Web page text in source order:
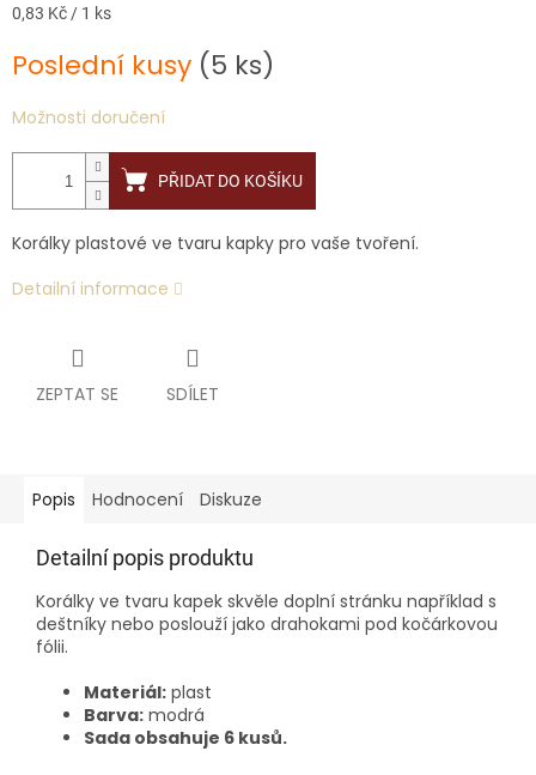
Měrná
0,83 Kč / 1 ks
Poslední kusy (5 ks)
Možnosti doručení
PŘIDAT DO KOŠÍKU
Korálky plastové ve tvaru kapky pro vaše tvoření.
Detailní informace
ZEPTAT SE SDÍLET
Popis Hodnocení Diskuze
Detailní popis produktu
Korálky ve tvaru kapek skvěle doplní stránku například s
deštníky nebo poslouží jako drahokami pod kočárkovou
fólii.
Materiál: plast
Barva: modrá
Sada obsahuje 6 kusů.